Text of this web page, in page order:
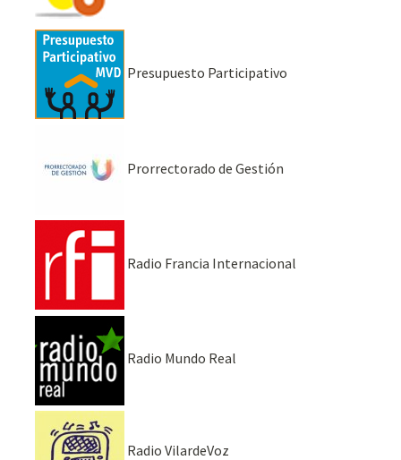
Presupuesto Participativo
Prorrectorado de Gestión
Radio Francia Internacional
Radio Mundo Real
Radio VilardeVoz